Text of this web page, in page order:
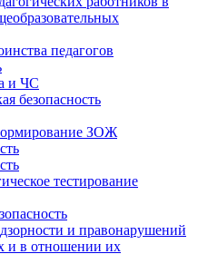
педагогов
и ЧС
безопасность
ЗОЖ
тестирование
и правонарушений
и в отношении их